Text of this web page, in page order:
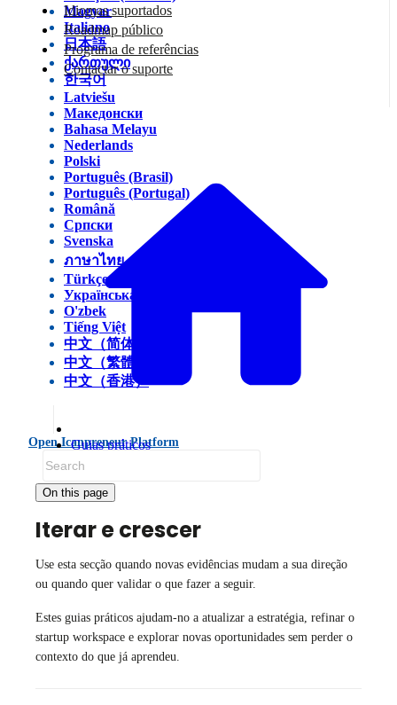
Magyar
Italiano
日本語
ქართული
한국어
Latviešu
Македонски
Bahasa Melayu
Nederlands
Polski
Português (Brasil)
Português (Portugal)
Română
Српски
Svenska
ภาษาไทย
Türkçe
Українська
O'zbek
Tiếng Việt
中文（简体）
中文（繁體）
中文（香港）
Open Icanpreneur Platform
Idiomas suportados
Roadmap público
Programa de referências
Contactar o suporte
Guias práticos
Iterar e crescer
On this page
Iterar e crescer
Use esta secção quando novas evidências mudam a sua direção
ou quando quer validar o que fazer a seguir.
Estes guias práticos ajudam-no a atualizar a estratégia, refinar o
startup workspace e explorar novas oportunidades sem perder o
contexto do que já aprendeu.